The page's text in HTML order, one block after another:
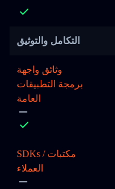
التكامل والتوثيق
وثائق واجهة
برمجة التطبيقات
العامة
SDKs / مكتبات
العملاء